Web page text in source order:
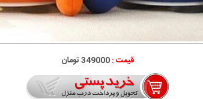
قیمت :349000 تومان